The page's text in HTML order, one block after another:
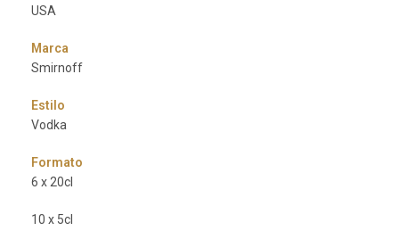
USA
Marca
Smirnoff
Estilo
Vodka
Formato
6 x 20cl
10 x 5cl